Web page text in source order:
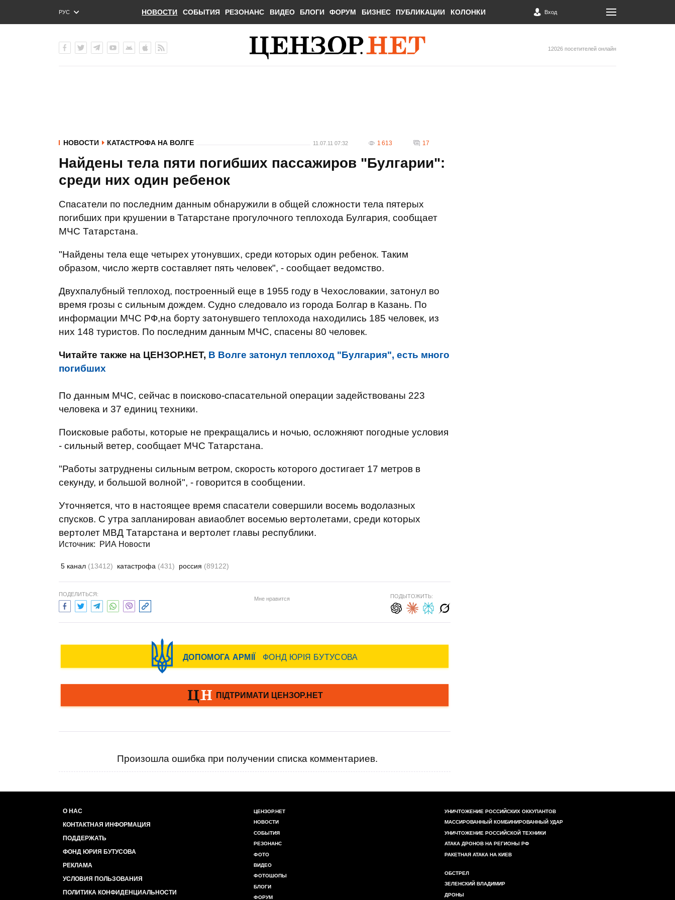
РУС
ENG
НОВОСТИ СОБЫТИЯ РЕЗОНАНС ВИДЕО БЛОГИ ФОРУМ БИЗНЕС ПУБЛИКАЦИИ КОЛОНКИ Вход
12026 посетителей онлайн
НОВОСТИ КАТАСТРОФА НА ВОЛГЕ 11.07.11 07:32 1 613 17
Найдены тела пяти погибших пассажиров "Булгарии":
среди них один ребенок
Спасатели по последним данным обнаружили в общей сложности тела пятерых
погибших при крушении в Татарстане прогулочного теплохода Булгария, сообщает
МЧС Татарстана.
"Найдены тела еще четырех утонувших, среди которых один ребенок. Таким
образом, число жертв составляет пять человек", - сообщает ведомство.
Двухпалубный теплоход, построенный еще в 1955 году в Чехословакии, затонул во
время грозы с сильным дождем. Судно следовало из города Болгар в Казань. По
информации МЧС РФ,на борту затонувшего теплохода находились 185 человек, из
них 148 туристов. По последним данным МЧС, спасены 80 человек.
Читайте также на ЦЕНЗОР.НЕТ, В Волге затонул теплоход "Булгария", есть много
погибших
По данным МЧС, сейчас в поисково-спасательной операции задействованы 223
человека и 37 единиц техники.
Поисковые работы, которые не прекращались и ночью, осложняют погодные условия
- сильный ветер, сообщает МЧС Татарстана.
"Работы затруднены сильным ветром, скорость которого достигает 17 метров в
секунду, и большой волной", - говорится в сообщении.
Уточняется, что в настоящее время спасатели совершили восемь водолазных
спусков. С утра запланирован авиаоблет восемью вертолетами, среди которых
вертолет МВД Татарстана и вертолет главы республики.
Источник: РИА Новости
5 канал (13412) катастрофа (431) россия (89122)
ПОДЕЛИТЬСЯ:
Мне нравится ПОДЫТОЖИТЬ:
Произошла ошибка при получении списка комментариев.
О НАС
КОНТАКТНАЯ ИНФОРМАЦИЯ
ПОДДЕРЖАТЬ
ФОНД ЮРИЯ БУТУСОВА
РЕКЛАМА
УСЛОВИЯ ПОЛЬЗОВАНИЯ
ПОЛИТИКА КОНФИДЕНЦИАЛЬНОСТИ
ЦЕНЗОР.НЕТ
НОВОСТИ
СОБЫТИЯ
РЕЗОНАНС
ФОТО
ВИДЕО
ФОТОШОПЫ
БЛОГИ
ФОРУМ
УНИЧТОЖЕНИЕ РОССИЙСКИХ ОККУПАНТОВ
МАССИРОВАННЫЙ КОМБИНИРОВАННЫЙ УДАР
УНИЧТОЖЕНИЕ РОССИЙСКОЙ ТЕХНИКИ
АТАКА ДРОНОВ НА РЕГИОНЫ РФ
РАКЕТНАЯ АТАКА НА КИЕВ
ОБСТРЕЛ
ЗЕЛЕНСКИЙ ВЛАДИМИР
ДРОНЫ